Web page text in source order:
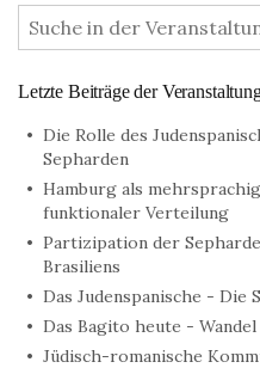
:
Letzte Beiträge der
Die Rolle des
Sepharden
Hamburg als
funktionaler Verteilung
Partizipation der
Brasiliens
Das Judenspanische - Die
Das Bagito heute -
Jüdisch-romanische